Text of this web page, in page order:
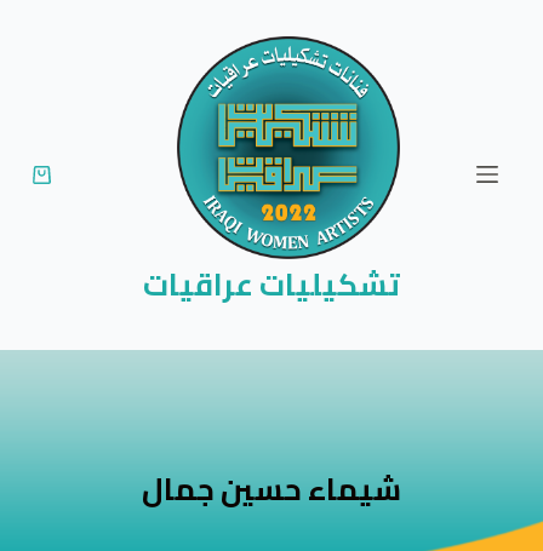
تشكيليات عراقيات
شيماء حسين جمال